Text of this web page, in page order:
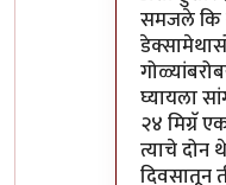
समजले कि
घ्यायला
२४ मिग्रॅ
त्याचे दोन
दिवसातून